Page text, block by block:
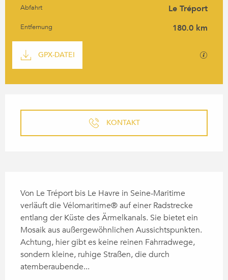
PRAKTISCHE
Abfahrt Le Tréport
Entfernung 180.0 km
DOKUMENTATION
GPX-DATEI Mit
KONTAKT
Von Le Tréport bis Le Havre in Seine-Maritime
verläuft die Vélomaritime® auf einer Radstrecke
entlang der Küste des Ärmelkanals. Sie bietet ein
Mosaik aus außergewöhnlichen Aussichtspunkten.
Achtung, hier gibt es keine reinen Fahrradwege,
sondern kleine, ruhige Straßen, die durch
atemberaubende...